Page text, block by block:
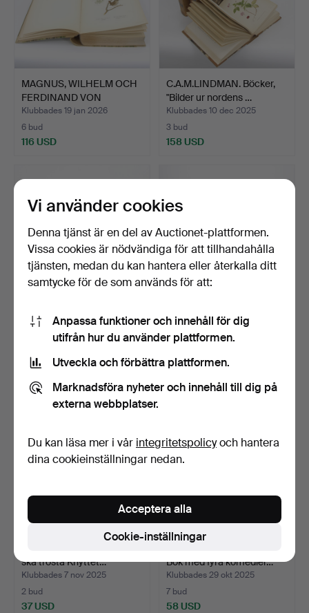
MAGNUS, WILHELM OCH
FERDINAND VON
WRIGHT. …
Klubbades 19 jan 2026
6 bud
116 USD
C.A.M.LINDMAN. Böcker,
"Bilder ur nordens …
Klubbades 10 dec 2025
3 bud
158 USD
BIOGRAFI, "The world of
Coco Chanel, frien…
Klubbades 10 dec 2025
1 bud
ULLA MOLIN. Bok, "Att leva
Klubbades 26 nov 2025
1 bud
ska trösta Knyttet…
Klubbades 7 nov 2025
2 bud
37 USD
Bok med fyra komedier…
Klubbades 29 okt 2025
7 bud
58 USD
Vi använder cookies
Denna tjänst är en del av Auctionet-plattformen.
Vissa cookies är nödvändiga för att tillhandahålla
tjänsten, medan du kan hantera eller återkalla ditt
samtycke för de som används för att:
Anpassa funktioner och innehåll för dig
utifrån hur du använder plattformen.
Utveckla och förbättra plattformen.
Marknadsföra nyheter och innehåll till dig på
externa webbplatser.
Du kan läsa mer i vår integritetspolicyoch hantera
dina cookieinställningar nedan.
Cookie-inställningar
Acceptera alla